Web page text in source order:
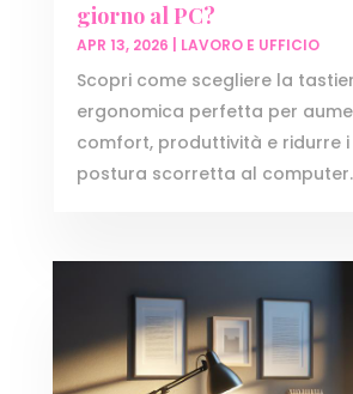
giorno al PC?
APR 13, 2026 LAVORO E UFFICIO
Scopri come scegliere la
ergonomica perfetta per
comfort, produttività e ridurre
postura scorretta al computer.